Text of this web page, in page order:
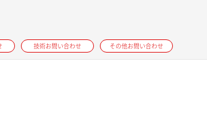
技術お問い合わせ その他お問い合わせ